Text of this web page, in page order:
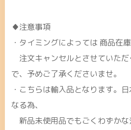
♦注意事項
・タイミングによっては 商品在
注文キャンセルとさせていた
で、予めご了承くださいませ。
・こちらは輸入品となります。
なる為、
新品未使用品でもごくわずか